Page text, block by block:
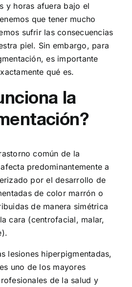
y horas afuera bajo el
que tener mucho
sufrir las consecuencias
piel. Sin embargo, para
es importante
qué es.
la
común de la
predominantemente a
por el desarrollo de
de color marrón o
de manera simétrica
cara (centrofacial, malar,
lesiones hiperpigmentadas,
uno de los mayores
de la salud y